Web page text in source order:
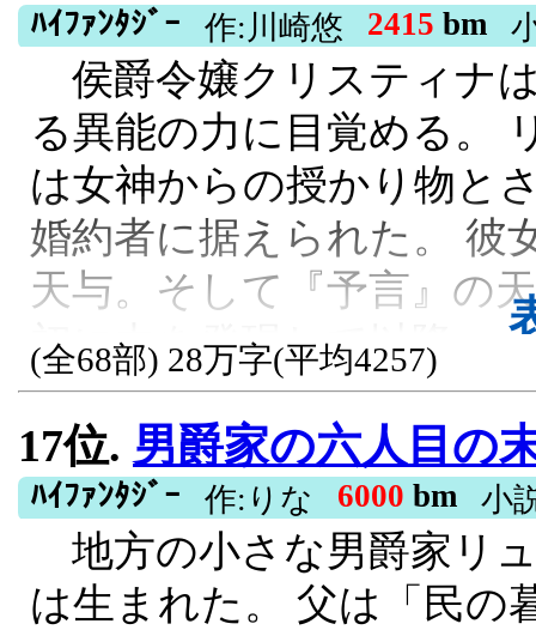
やヒロインたちに倒され
迎えられるのではないか
ることは一つしかない！
るため、悪行を積み重ね
る！」 それから俺は貴族
事を行っていくことにな
由もなかった。 悪行の全
された結果、俺が歴代最
なってしまうというこ
ます。
R15, 異世界転生, ハーレム, 内政,
ﾊｲﾌｧﾝﾀｼﾞｰ 作:川崎悠 2415 bm
侯爵令嬢クリスティナ
る異能の力に目覚める。
は女神からの授かり物と
婚約者に据えられた。 彼
天与。そして『予言』の
初に力を発現して以降、
いた。 成長し、学園の２
聖女が光臨する。異世界
れ、王国に起こる天災を
て『予言の聖女』アマネ
女』になると予言するの
(全68部) 28万字(平均4257)
17位. 男爵家の六人目の末
ﾊｲﾌｧﾝﾀｼﾞｰ 作:りな 6000 bm 小
地方の小さな男爵家リ
は生まれた。 父は「民の